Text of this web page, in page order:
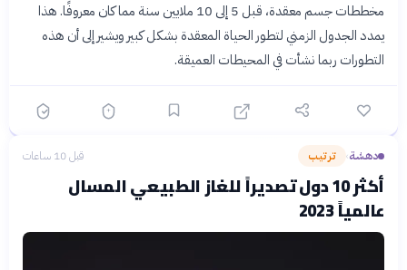
مخططات جسم معقدة، قبل 5 إلى 10 ملايين سنة مما كان معروفًا. هذا
يمدد الجدول الزمني لتطور الحياة المعقدة بشكل كبير ويشير إلى أن هذه
التطورات ربما نشأت في المحيطات العميقة.
دهشة› ترتيب قبل 10 ساعات
أكثر 10 دول تصديراً للغاز الطبيعي المسال
عالمياً 2023